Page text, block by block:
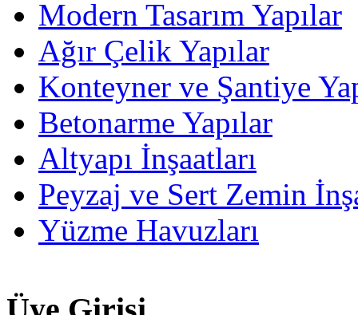
Modern Tasarım Yapılar
Ağır Çelik Yapılar
Konteyner ve Şantiye
Betonarme Yapılar
Altyapı İnşaatları
Peyzaj ve Sert Zemin
Yüzme Havuzları